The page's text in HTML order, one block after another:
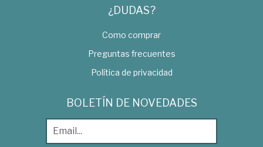
¿DUDAS?
Como comprar
Preguntas frecuentes
Política de privacidad
BOLETÍN DE NOVEDADES